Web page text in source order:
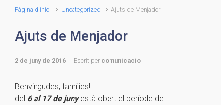
Pàgina d'inici Uncategorized Ajuts de Menjador
Ajuts de Menjador
2 de juny de 2016 Escrit per comunicacio
Benvingudes, famílies!
del 6 al 17 de junyestà obert el període de